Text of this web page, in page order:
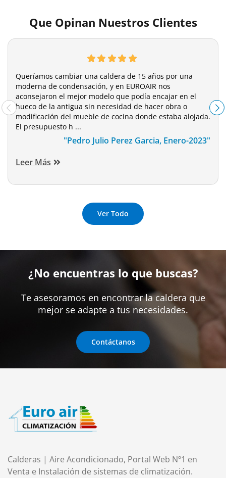
Que Opinan Nuestros Clientes
Queríamos cambiar una caldera de 15 años por una
moderna de condensación, y en EUROAIR nos
aconsejaron el mejor modelo que podía encajar en el
hueco de la antigua sin necesidad de hacer obra o
modificación del mueble de cocina donde estaba alojada.
El presupuesto h ...
"Pedro Julio Perez Garcia, Enero-2023"
Leer Más
Ver Todo
¿No encuentras lo que buscas?
Te asesoramos en encontrar la caldera que
mejor se adapte a tus necesidades.
Contáctanos
Calderas | Aire Acondicionado, Portal Web Nº1 en
Venta e Instalación de sistemas de climatización.